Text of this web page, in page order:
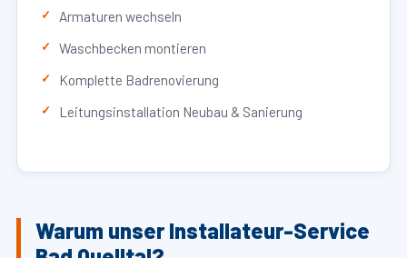
Armaturen wechseln
Waschbecken montieren
Komplette Badrenovierung
Leitungsinstallation Neubau & Sanierung
Warum unser Installateur-Service